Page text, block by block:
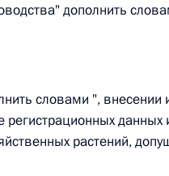
водного транспорта
г. № 250-ФЗ
Федерации об
дополнить
словами ",
данных
растений,